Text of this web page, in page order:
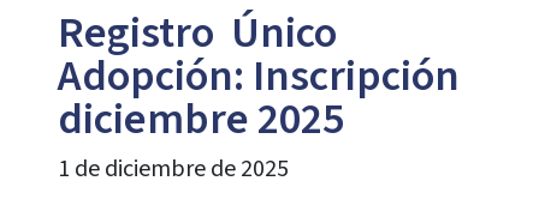
Registro Único
Adopción: Inscripción
diciembre 2025
1 de diciembre de 2025